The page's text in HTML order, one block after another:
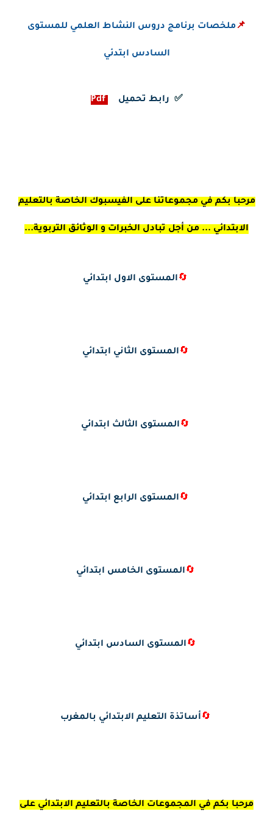
📌ملخصات برنامج دروس النشاط العلمي للمستوى
السادس ابتدئي
✅ رابط تحميل Pdf
مرحبا بكم في مجموعاتنا على الفيسبوك الخاصة بالتعليم
الابتدائي ... من أجل تبادل الخبرات و الوثائق التربوية...
🔄المستوى الاول ابتدائي
🔄المستوى الثاني ابتدائي
🔄المستوى الثالث ابتدائي
🔄المستوى الرابع ابتدائي
🔄المستوى الخامس ابتدائي
🔄المستوى السادس ابتدائي
🔄أساتذة التعليم الابتدائي بالمغرب
مرحبا بكم في المجموعات الخاصة بالتعليم الابتدائي على